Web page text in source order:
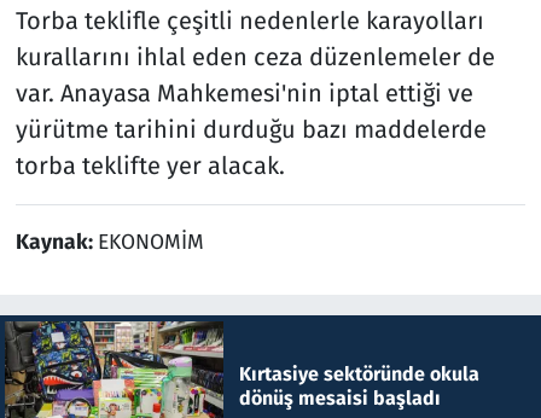
Torba teklifle çeşitli nedenlerle karayolları
kurallarını ihlal eden ceza düzenlemeler de
var. Anayasa Mahkemesi'nin iptal ettiği ve
yürütme tarihini durduğu bazı maddelerde
torba teklifte yer alacak.
Kaynak: EKONOMİM
Kırtasiye sektöründe okula
dönüş mesaisi başladı